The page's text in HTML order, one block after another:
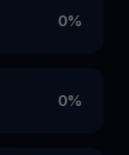
0%
0%